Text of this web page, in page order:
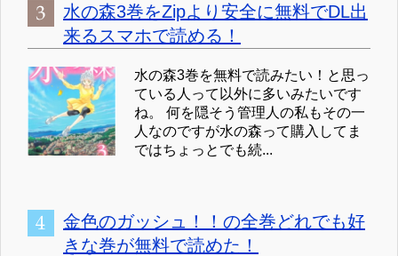
水の森3巻をZipより安全に無料でDL出
来るスマホで読める！
水の森3巻を無料で読みたい！と思っ
ている人って以外に多いみたいです
ね。 何を隠そう管理人の私もその一
人なのですが水の森って購入してま
ではちょっとでも続...
金色のガッシュ！！の全巻どれでも好
きな巻が無料で読めた！